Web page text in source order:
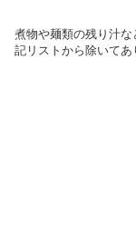
煮物や麺類の残り汁
記リストから除いてあ